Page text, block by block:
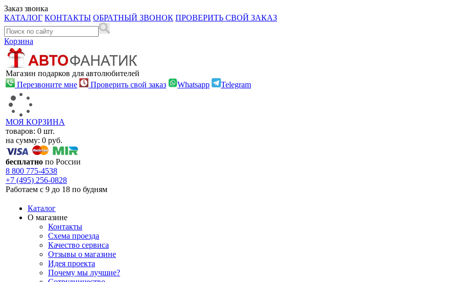
Заказ звонка
КАТАЛОГ КОНТАКТЫ ОБРАТНЫЙ ЗВОНОК ПРОВЕРИТЬ СВОЙ ЗАКАЗ
Корзина
Магазин подарков для автолюбителей
Перезвоните мне
Проверить свой заказ Whatsapp Telegram
МОЯ КОРЗИНА
товаров: 0 шт.
на сумму: 0 руб.
бесплатно по России
8 800 775-4538
+7 (495) 256-0828
Работаем с 9 до 18 по будням
Каталог
О магазине
Контакты
Схема проезда
Качество сервиса
Отзывы о магазине
Идея проекта
Почему мы лучшие?